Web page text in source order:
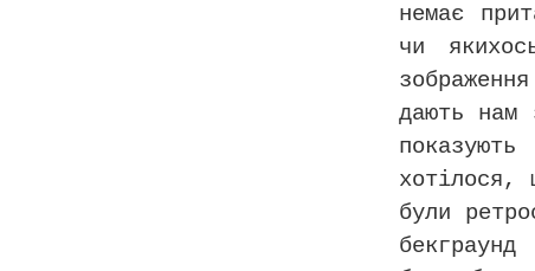
немає
чи
дають нам
хотілося,
були